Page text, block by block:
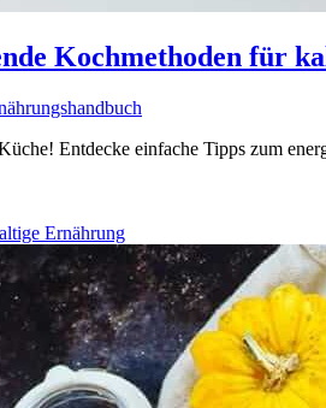
Kochmethoden für
Entdecke einfache Tipps zum
Ernährung